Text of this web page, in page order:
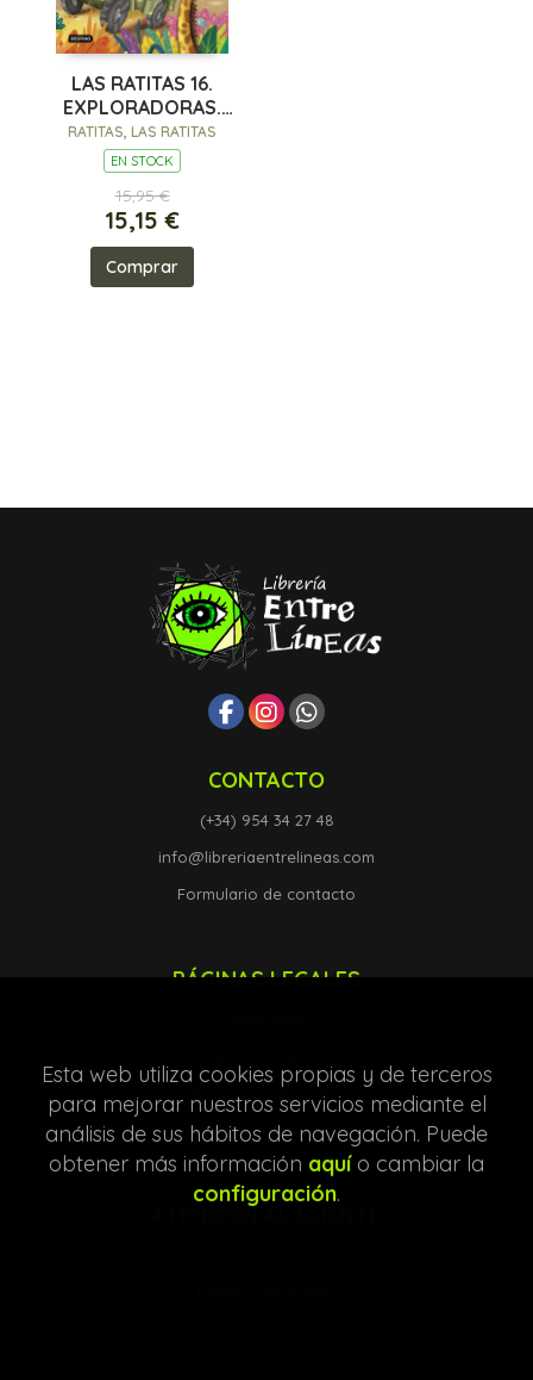
LAS RATITAS 16.
EXPLORADORAS.
AVENTURA EN LA
SABANA
RATITAS, LAS RATITAS
EN STOCK
15,95 €
15,15 €
Comprar
CONTACTO
(+34) 954 34 27 48
info@libreriaentrelineas.com
Formulario de contacto
PÁGINAS LEGALES
Protección de datos
Política de Cookies
ATENCIÓN AL CLIENTE
Esta web utiliza cookies propias y de terceros
para mejorar nuestros servicios mediante el
análisis de sus hábitos de navegación. Puede
obtener más información aquío cambiar la
configuración.